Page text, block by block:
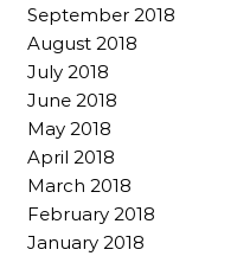
September 2018
August 2018
July 2018
June 2018
May 2018
April 2018
March 2018
February 2018
January 2018